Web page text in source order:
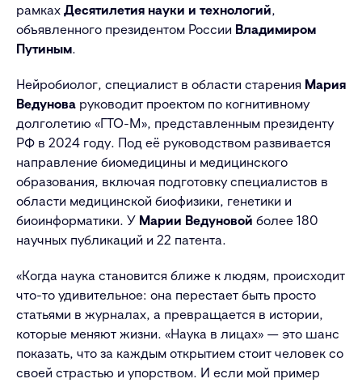
рамках Десятилетия науки и технологий,
объявленного президентом России Владимиром
Путиным.
Нейробиолог, специалист в области старения Мария
Ведунова руководит проектом по когнитивному
долголетию «ГТО-М», представленным президенту
РФ в 2024 году. Под её руководством развивается
направление биомедицины и медицинского
образования, включая подготовку специалистов в
области медицинской биофизики, генетики и
биоинформатики. У Марии Ведуновой более 180
научных публикаций и 22 патента.
«Когда наука становится ближе к людям, происходит
что-то удивительное: она перестает быть просто
статьями в журналах, а превращается в истории,
которые меняют жизни. «Наука в лицах» — это шанс
показать, что за каждым открытием стоит человек со
своей страстью и упорством. И если мой пример